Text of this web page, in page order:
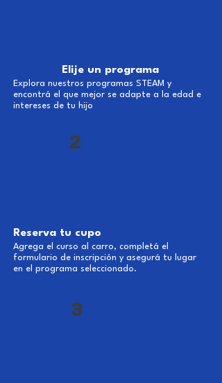
Elije un programa
Explora nuestros programas STEAM y
encontrá el que mejor se adapte a la edad e
intereses de tu hijo
2
Reserva tu cupo
Agrega el curso al carro, completá el
formulario de inscripción y asegurá tu lugar
en el programa seleccionado.
3